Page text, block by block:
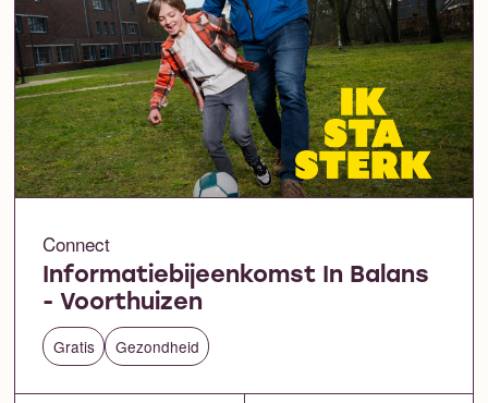
Connect
Informatiebijeenkomst In Balans
- Voorthuizen
Gratis Gezondheid